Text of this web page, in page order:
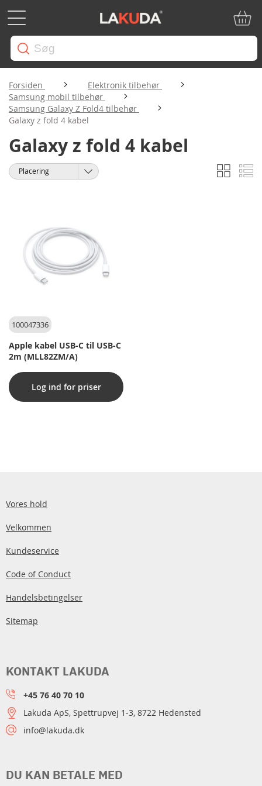
Forsiden
Elektronik tilbehør
Samsung mobil tilbehør
Samsung Galaxy Z Fold4 tilbehør
Galaxy z fold 4 kabel
Galaxy z fold 4 kabel
Vis
som
Gitter
Sorter
100047336
Apple kabel USB-C til USB-C
2m (MLL82ZM/A)
Log ind for priser
Vores hold
Velkommen
Kundeservice
Code of Conduct
Handelsbetingelser
Sitemap
DU KAN BETALE MED
KONTAKT LAKUDA
+45 76 40 70 10
Lakuda ApS, Spettrupvej 1-3, 8722 Hedensted
info@lakuda.dk